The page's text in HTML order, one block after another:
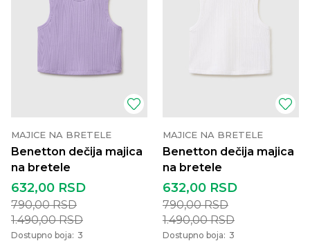
MAJICE NA BRETELE
Benetton dečija majica
na bretele
632,00 RSD
790,00RSD
1.490,00RSD
Dostupno boja: 3
MAJICE NA BRETELE
Benetton dečija majica
na bretele
632,00 RSD
790,00RSD
1.490,00RSD
Dostupno boja: 3